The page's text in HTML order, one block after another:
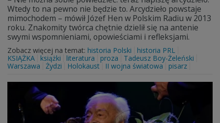
Wtedy to na pewno nie będzie to. Arcydzieło powstaje
mimochodem – mówił Józef Hen w Polskim Radiu w 2013
roku. Znakomity twórca chętnie dzielił się na antenie
swymi wspomnieniami, opowieściami i refleksjami.
Zobacz więcej na temat: historia Polski
historia PRL
KSIĄŻKA
książki literatura proza
Tadeusz Boy-Żeleński
Warszawa
Żydzi Holokaust II wojna światowa pisarz